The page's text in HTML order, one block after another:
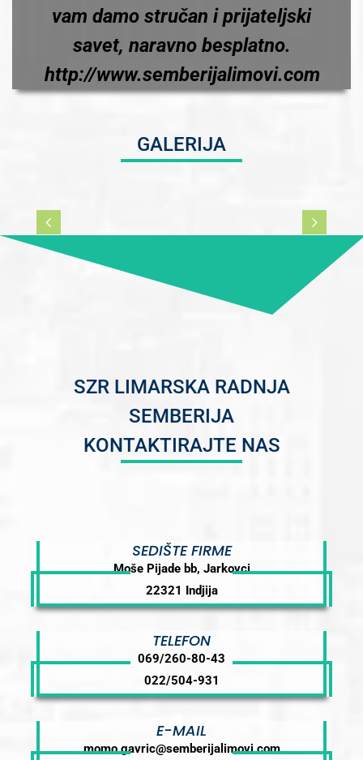
vam damo stručan i prijateljski
savet, naravno besplatno.
http://www.semberijalimovi.com
GALERIJA
SZR LIMARSKA RADNJA
SEMBERIJA
KONTAKTIRAJTE NAS
SEDIŠTE FIRME
Moše Pijade bb, Jarkovci
22321 Indjija
TELEFON
069/260-80-43
022/504-931
E-MAIL
momo.gavric@semberijalimovi.com